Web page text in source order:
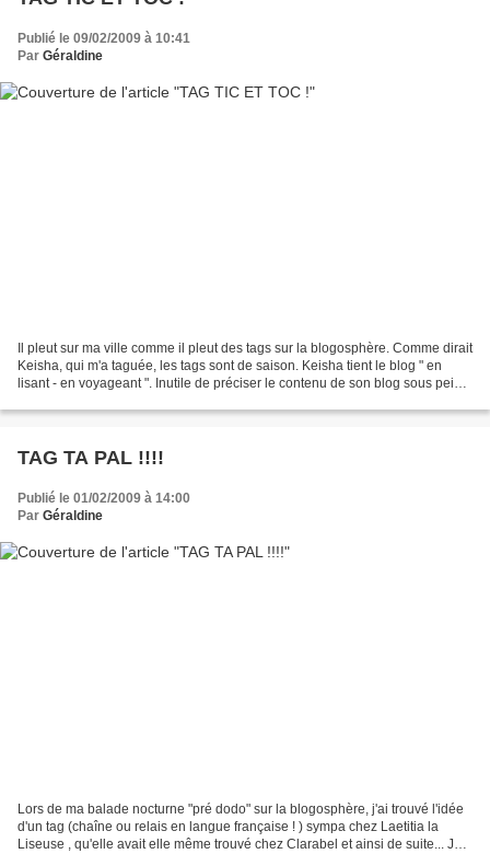
Publié le 09/02/2009 à 10:41
Par Géraldine
Il pleut sur ma ville comme il pleut des tags sur la blogosphère. Comme dirait
Keisha, qui m'a taguée, les tags sont de saison. Keisha tient le blog " en
lisant - en voyageant ". Inutile de préciser le contenu de son blog sous peine
TAG TA PAL !!!!
Publié le 01/02/2009 à 14:00
Par Géraldine
Lors de ma balade nocturne "pré dodo" sur la blogosphère, j'ai trouvé l'idée
d'un tag (chaîne ou relais en langue française ! ) sympa chez Laetitia la
Liseuse , qu'elle avait elle même trouvé chez Clarabel et ainsi de suite... Je